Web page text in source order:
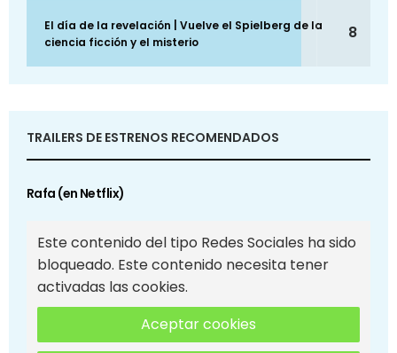
El día de la revelación | Vuelve el Spielberg de la
ciencia ficción y el misterio
8
TRAILERS DE ESTRENOS RECOMENDADOS
Rafa (en Netflix)
Este contenido del tipo Redes Sociales ha sido
bloqueado. Este contenido necesita tener
activadas las cookies.
Aceptar cookies